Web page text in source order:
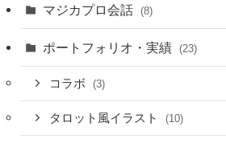
マジカプロ会話 (8)
ポートフォリオ・実績 (23)
コラボ (3)
タロット風イラスト (10)